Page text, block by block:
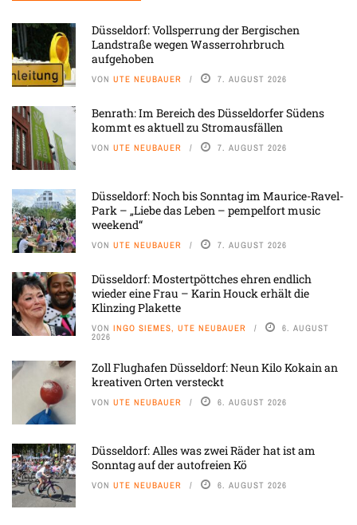
Düsseldorf: Vollsperrung der Bergischen
Landstraße wegen Wasserrohrbruch
aufgehoben
VON UTE NEUBAUER 7. AUGUST 2026
Benrath: Im Bereich des Düsseldorfer Südens
kommt es aktuell zu Stromausfällen
VON UTE NEUBAUER 7. AUGUST 2026
Düsseldorf: Noch bis Sonntag im Maurice-Ravel-
Park – „Liebe das Leben – pempelfort music
weekend“
VON UTE NEUBAUER 7. AUGUST 2026
Düsseldorf: Mostertpöttches ehren endlich
wieder eine Frau – Karin Houck erhält die
Klinzing Plakette
VON INGO SIEMES, UTE NEUBAUER 6. AUGUST
2026
Zoll Flughafen Düsseldorf: Neun Kilo Kokain an
kreativen Orten versteckt
VON UTE NEUBAUER 6. AUGUST 2026
Düsseldorf: Alles was zwei Räder hat ist am
Sonntag auf der autofreien Kö
VON UTE NEUBAUER 6. AUGUST 2026